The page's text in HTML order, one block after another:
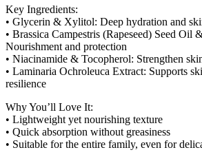
Key Ingredients:
• Glycerin & Xylitol: Deep hydration and
• Brassica Campestris (Rapeseed) Seed Oil
Nourishment and protection
• Niacinamide & Tocopherol: Strengthen
• Laminaria Ochroleuca Extract: Supports
resilience
Why You’ll Love It:
• Lightweight yet nourishing texture
• Quick absorption without greasiness
• Suitable for the entire family, even for